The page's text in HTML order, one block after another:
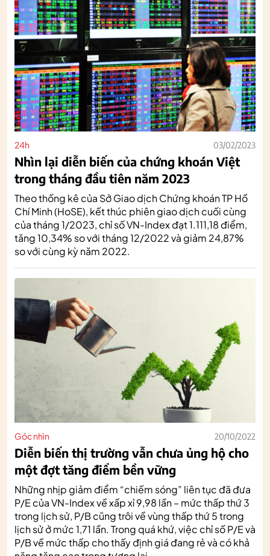
24h 03/02/2023
Nhìn lại diễn biến của chứng khoán Việt
trong tháng đầu tiên năm 2023
Theo thống kê của Sở Giao dịch Chứng khoán TP Hồ
Chí Minh (HoSE), kết thúc phiên giao dịch cuối cùng
của tháng 1/2023, chỉ số VN-Index đạt 1.111,18 điểm,
tăng 10,34% so với tháng 12/2022 và giảm 24,87%
so với cùng kỳ năm 2022.
Góc nhìn 20/10/2022
Diễn biến thị trường vẫn chưa ủng hộ cho
một đợt tăng điểm bền vững
Những nhịp giảm điểm “chiếm sóng” liên tục đã đưa
P/E của VN-Index về xấp xỉ 9,98 lần – mức thấp thứ 3
trong lịch sử, P/B cũng trôi về vùng thấp thứ 5 trong
lịch sử ở mức 1,71 lần. Trong quá khứ, việc chỉ số P/E và
P/B về mức thấp cho thấy định giá đang rẻ và có khả